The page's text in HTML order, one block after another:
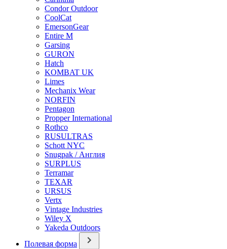
Condor Outdoor
CoolCat
EmersonGear
Entire M
Garsing
GURON
Hatch
KOMBAT UK
Limes
Mechanix Wear
NORFIN
Pentagon
Propper International
Rothco
RUSULTRAS
Schott NYC
Snugpak / Англия
SURPLUS
Terramar
TEXAR
URSUS
Vertx
Vintage Industries
Wiley X
Yakeda Outdoors
Полевая форма